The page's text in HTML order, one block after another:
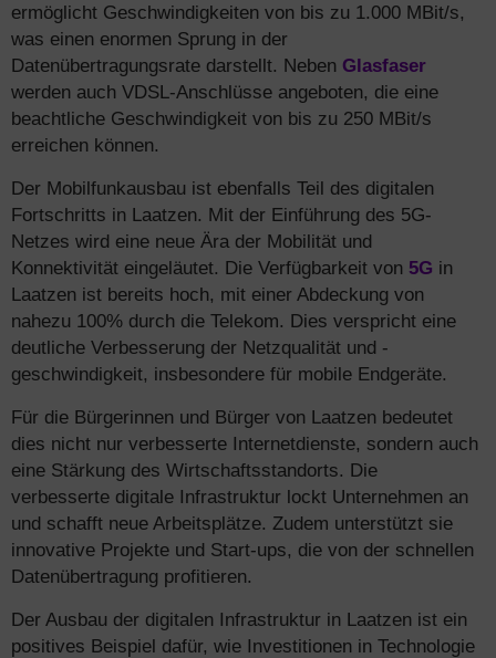
ermöglicht Geschwindigkeiten von bis zu 1.000 MBit/s,
was einen enormen Sprung in der
Datenübertragungsrate darstellt. Neben Glasfaser
werden auch VDSL-Anschlüsse angeboten, die eine
beachtliche Geschwindigkeit von bis zu 250 MBit/s
erreichen können.
Der Mobilfunkausbau ist ebenfalls Teil des digitalen
Fortschritts in Laatzen. Mit der Einführung des 5G-
Netzes wird eine neue Ära der Mobilität und
Konnektivität eingeläutet. Die Verfügbarkeit von 5G in
Laatzen ist bereits hoch, mit einer Abdeckung von
nahezu 100% durch die Telekom. Dies verspricht eine
deutliche Verbesserung der Netzqualität und -
geschwindigkeit, insbesondere für mobile Endgeräte.
Für die Bürgerinnen und Bürger von Laatzen bedeutet
dies nicht nur verbesserte Internetdienste, sondern auch
eine Stärkung des Wirtschaftsstandorts. Die
verbesserte digitale Infrastruktur lockt Unternehmen an
und schafft neue Arbeitsplätze. Zudem unterstützt sie
innovative Projekte und Start-ups, die von der schnellen
Datenübertragung profitieren.
Der Ausbau der digitalen Infrastruktur in Laatzen ist ein
positives Beispiel dafür, wie Investitionen in Technologie